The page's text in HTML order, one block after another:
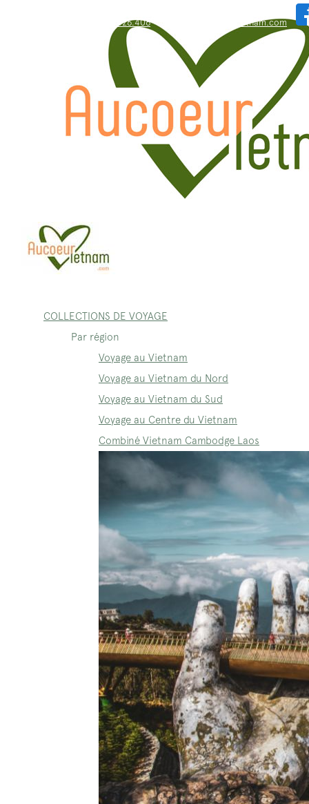
WhatsApp: +84.909.426.406 bonjour@aucoeurvietnam.com
COLLECTIONS DE VOYAGE
Par région
Voyage au Vietnam
Voyage au Vietnam du Nord
Voyage au Vietnam du Sud
Voyage au Centre du Vietnam
Combiné Vietnam Cambodge Laos